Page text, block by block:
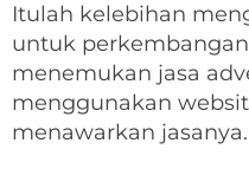
Itulah kelebihan
untuk
menemukan jasa
menggunakan
menawarkan jasanya.